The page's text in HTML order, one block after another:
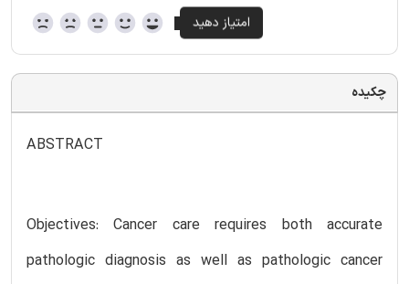
چکیده
ABSTRACT
Objectives: Cancer care requires both accurate
pathologic diagnosis as well as pathologic cancer